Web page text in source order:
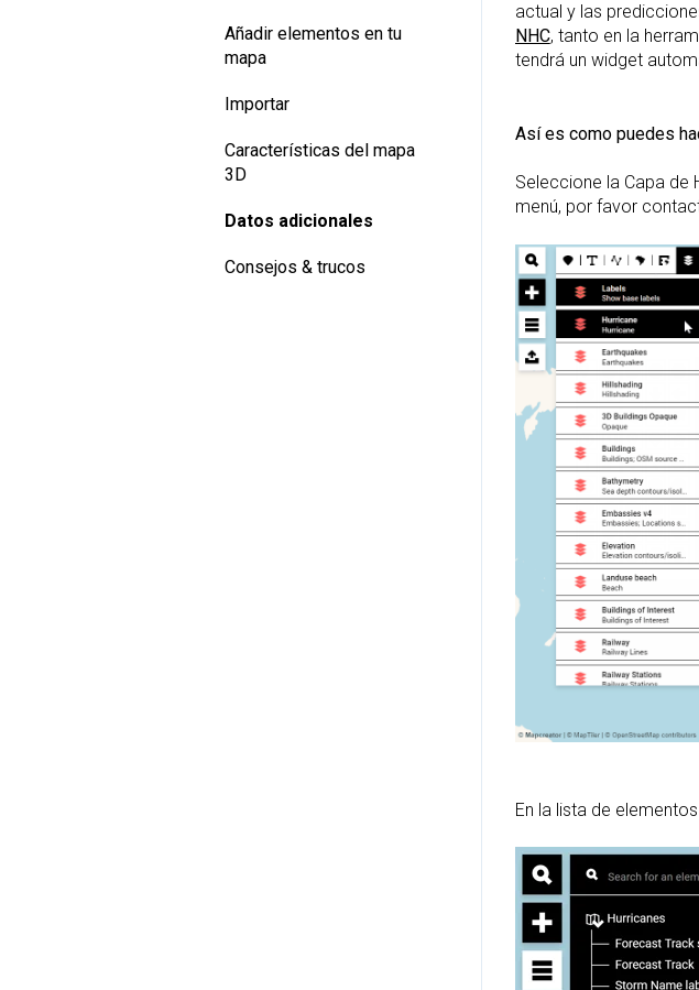
actual y las
NHC, tanto en la
tendrá un widget
Así es como puedes
Seleccione la Capa de
menú, por favor
En la lista de
Añadir elementos en tu
mapa
Importar
Características del mapa
3D
Datos adicionales
Consejos & trucos